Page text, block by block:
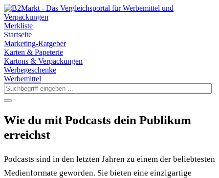
Merkliste
Startseite
Marketing-Ratgeber
Karten & Papeterie
Kartons & Verpackungen
Werbegeschenke
Werbemittel
Wie du mit Podcasts dein Publikum
erreichst
Podcasts sind in den letzten Jahren zu einem der beliebtesten
Medienformate geworden. Sie bieten eine einzigartige